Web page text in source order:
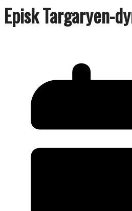
Episk Targaryen-